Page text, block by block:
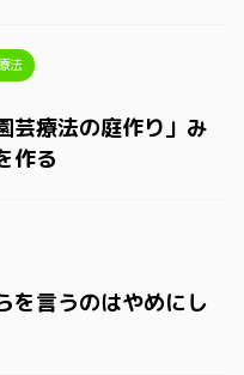
法
芸療法の庭作り」み
作る
を言うのはやめにし